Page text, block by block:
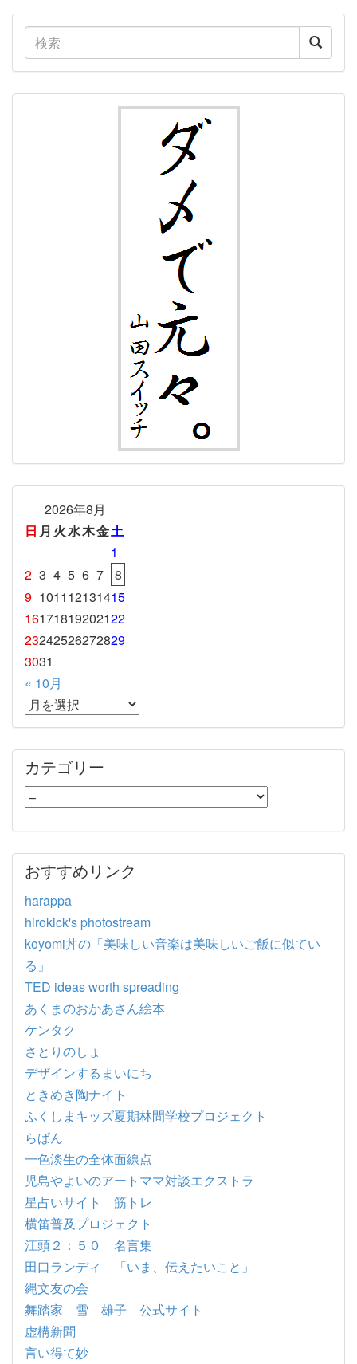
2026年8月
日 月 火水木金土
1
2 3 4 5 6 7
8
9 101112131415
16171819202122
23242526272829
3031
« 10月
カテゴリー
おすすめリンク
harappa
hirokick's photostream
koyomi丼の「美味しい音楽は美味しいご飯に似てい
る」
TED ideas worth spreading
あくまのおかあさん絵本
ケンタク
さとりのしょ
デザインするまいにち
ときめき陶ナイト
ふくしまキッズ夏期林間学校プロジェクト
らぱん
一色淡生の全体面線点
児島やよいのアートママ対談エクストラ
星占いサイト 筋トレ
横笛普及プロジェクト
江頭２：５０ 名言集
田口ランディ 「いま、伝えたいこと」
縄文友の会
舞踏家 雪 雄子 公式サイト
虚構新聞
言い得て妙